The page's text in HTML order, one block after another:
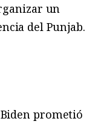
un
del Punjab.
prometió